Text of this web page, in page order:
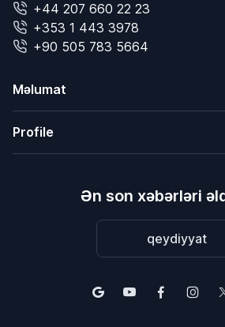
+44 207 660 22 23
+353 1 443 3978
+90 505 783 5664
Məlumat
Profile
Ən son xəbərləri
qeydiyyat